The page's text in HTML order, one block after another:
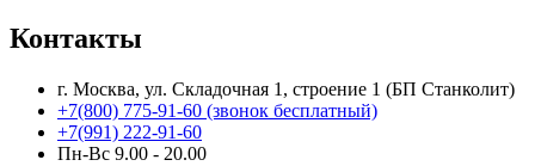
Контакты
г. Москва, ул. Складочная 1, строение 1 (БП Станколит)
+7(800) 775-91-60 (звонок бесплатный)
+7(991) 222-91-60
Пн-Вс 9.00 - 20.00